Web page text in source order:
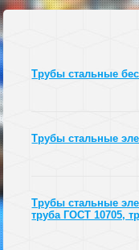
Трубы стальные
Трубы стальные
Трубы стальные
труба ГОСТ 10705,